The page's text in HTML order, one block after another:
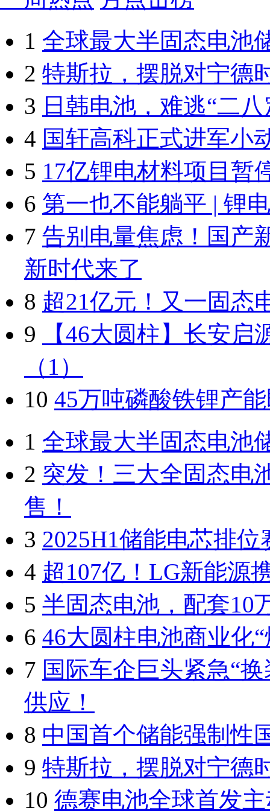
1 全球最大半固态电池
2 特斯拉，摆脱对宁德
3 日韩电池，难逃“二八
4 国轩高科正式进军小
5 17亿锂电材料项目暂
6 第一也不能躺平 | 锂
7 告别电量焦虑！国产
新时代来了
8 超21亿元！又一固态
9
【46大圆柱】长安启
（1）
10 45万吨磷酸铁锂产
1 全球最大半固态电池
2 突发！三大全固态电
售！
3 2025H1储能电芯排
4 超107亿！LG新能源
5 半固态电池，配套10
6 46大圆柱电池商业化
7 国际车企巨头紧急“
供应！
8 中国首个储能强制性
9 特斯拉，摆脱对宁德
10 德赛电池全球首发